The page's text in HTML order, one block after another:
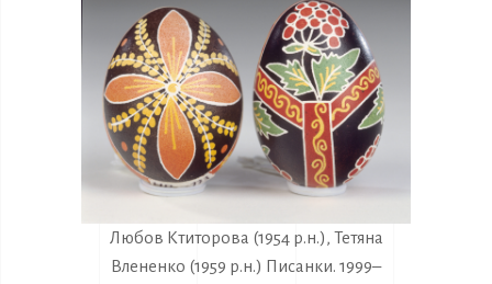
Любов Ктиторова (1954 р.н.), Тетяна
Влененко (1959 р.н.) Писанки. 1999–